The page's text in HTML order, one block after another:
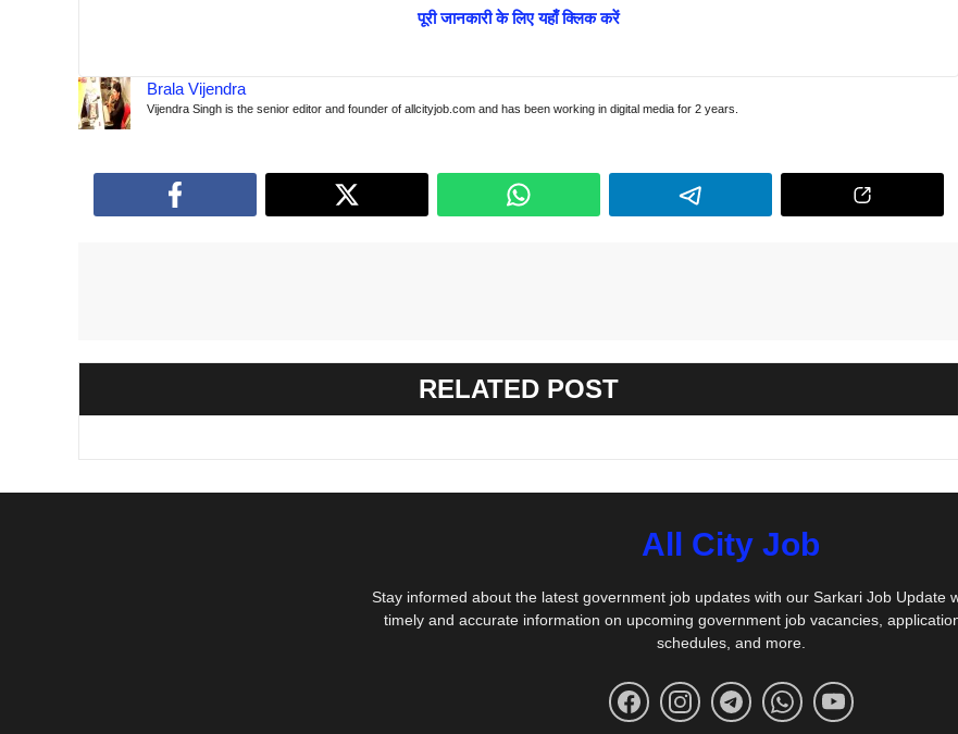
पूरी जानकारी के लिए यहाँ क्लिक करें
Brala Vijendra
Vijendra Singh is the senior editor and founder of allcityjob.com and has been working in digital media for 2 years.
RELATED POST
All City Job
Stay informed about the latest government job updates with our Sarkari Job Update
timely and accurate information on upcoming government job vacancies,
schedules, and more.